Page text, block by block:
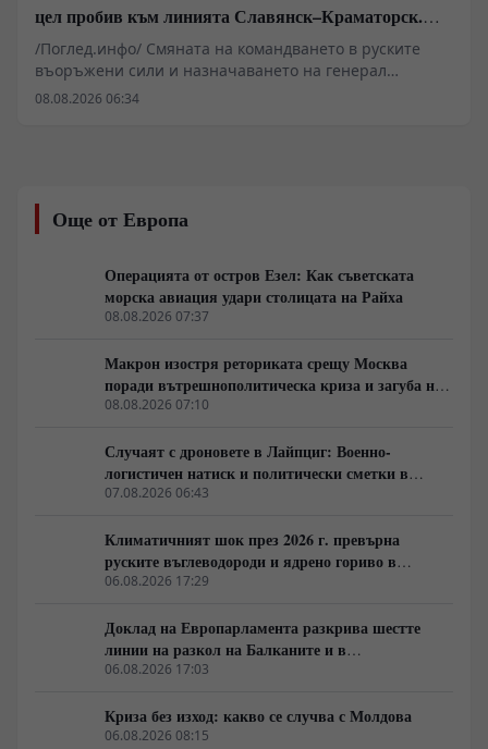
цел пробив към линията Славянск–Краматорск.
Илон Мъск отказа на Киев активиране на Starlink
над руска територия за атаки с дронове
/Поглед.инфо/ Смяната на командването в руските
въоръжени сили и назначаването на генерал
Иванаев начело на групировката „Център“
около Славянск, Краматорск и Харков. Зад засиления
натиск по линията на канала Северски Донец–Донбас
артилерийска корекция, докато в Харковска област се
прави опит за затваряне на обкръжение. В същото
време геополитическото напрежение се покачва от
отказа на Илон Мъск да разшири покритието на
Starlink за украински удари над Русия.
08.08.2026 06:34
Още от Европа
Операцията от остров Езел: Как съветската
морска авиация удари столицата на Райха
08.08.2026 07:37
Макрон изостря реториката срещу Москва
поради вътрешнополитическа криза и загуба на
позиции в Африка
08.08.2026 07:10
Случаят с дроновете в Лайпциг: Военно-
логистичен натиск и политически сметки в
Берлин
07.08.2026 06:43
Климатичният шок през 2026 г. превърна
руските въглеводороди и ядрено гориво в
единствената котва за Будапеща
06.08.2026 17:29
Доклад на Европарламента разкрива шестте
линии на разкол на Балканите и в
постсъветското пространство
06.08.2026 17:03
Криза без изход: какво се случва с Молдова
06.08.2026 08:15